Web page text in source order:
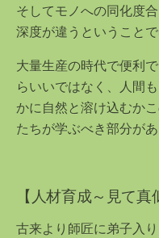
そしてモノへの同化度
深度が違うということ
大量生産の時代で便利
らいいではなく、人間
かに自然と溶け込むか
たちが学ぶべき部分があ
【人材育成～見て真
古来より師匠に弟子入